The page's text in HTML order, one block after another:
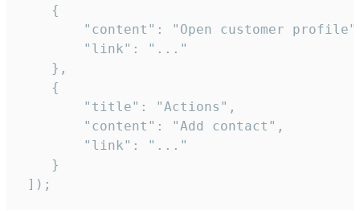
    {
"content": "Open customer
        "link": "..."
    },
    {
        "title": "Actions",
        "content": "Add contact",
        "link": "..."
    }
]);